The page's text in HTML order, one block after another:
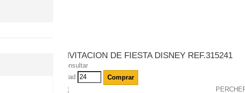
INVITACION DE FIESTA DISNEY REF.315241
Consultar
Udad
Comprar